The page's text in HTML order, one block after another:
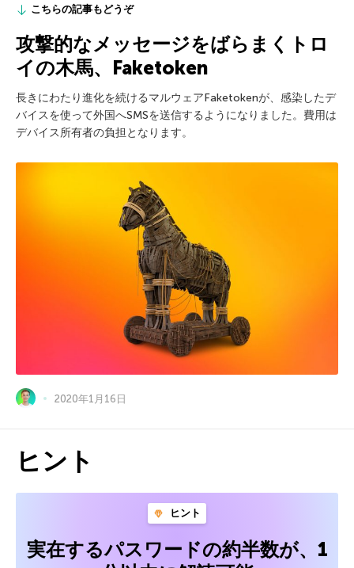
こちらの記事もどうぞ
攻撃的なメッセージをばらまくトロ
イの木馬、Faketoken
長きにわたり進化を続けるマルウェアFaketokenが、感染したデ
バイスを使って外国へSMSを送信するようになりました。費用は
デバイス所有者の負担となります。
2020年1月16日
ヒント
ヒント
実在するパスワードの約半数が、1